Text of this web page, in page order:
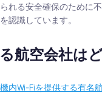
れる安全確保のために
認識しています。
航空会社は
機内Wi-Fiを提供する有名